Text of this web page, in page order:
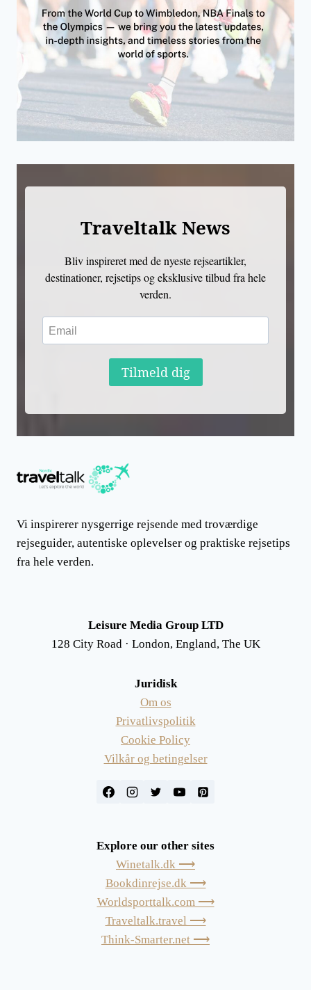
Traveltalk News
Bliv inspireret med de nyeste rejseartikler,
destinationer, rejsetips og eksklusive tilbud fra hele
verden.
Tilmeld dig
Vi inspirerer nysgerrige rejsende med troværdige
rejseguider, autentiske oplevelser og praktiske rejsetips
fra hele verden.
Leisure Media Group LTD
128 City Road · London, England, The UK
Juridisk
Om os
Privatlivspolitik
Cookie Policy
Vilkår og betingelser
Explore our other sites
Winetalk.dk ⟶
Bookdinrejse.dk ⟶
Worldsporttalk.com ⟶
Traveltalk.travel ⟶
Think-Smarter.net ⟶